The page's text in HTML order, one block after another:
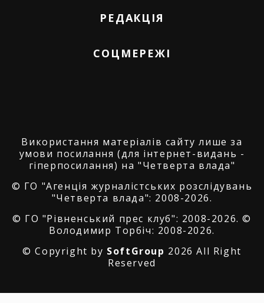
РЕДАКЦІЯ
СОЦМЕРЕЖІ
Використання матеріалів сайту лише за
умови посилання (для інтернет-видань -
гіперпосилання) на "Четверта влада"
© ГО "Агенція журналістських розслідувань
"Четверта влада": 2008-2026.
© ГО "Рівненський прес клуб": 2008-2026. ©
Володимир Торбіч: 2008-2026.
© Copyright by SoftGroup 2026 All Right
Reserved